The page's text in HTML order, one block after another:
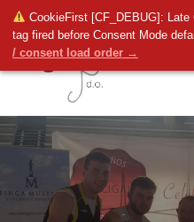
CookieFirst [CF_DEBUG]:
tag fired before Consent Mode
/ consent load order →